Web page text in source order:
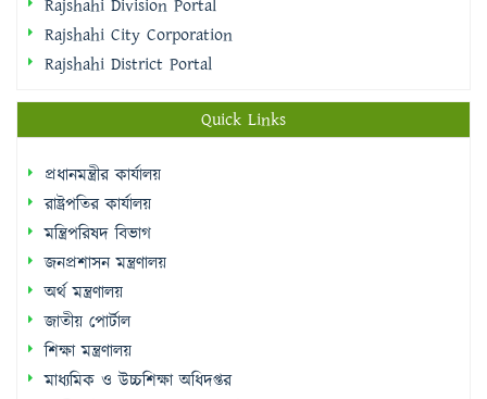
Quick Links
প্রধানমন্ত্রীর কার্যালয়
জনপ্রশাসন মন্ত্রণালয়
অর্থ মন্ত্রণালয়
জাতীয় পোর্টাল
শিক্ষা মন্ত্রণালয়
মাধ্যমিক ও উচ্চশিক্ষা অধিদপ্তর
জাতীয় শিক্ষা ব্যবস্থাপনা একাডেমি (নায়েম)
বাংলাদেশ শিক্ষাতথ্য ও পরিসংখ্যান ব্যুরো (ব্যানবেইস)
ই-নথি